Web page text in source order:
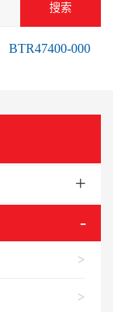
搜索
BTR47400-000